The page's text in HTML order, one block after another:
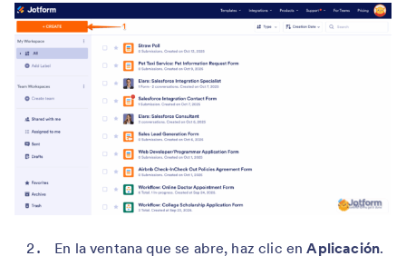
En la ventana que se abre, haz clic enAplicación.